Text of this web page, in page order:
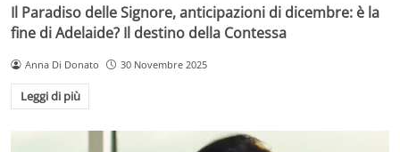
Il Paradiso delle Signore, anticipazioni di dicembre: è la
fine di Adelaide? Il destino della Contessa
Anna Di Donato 30 Novembre 2025
Leggi di più